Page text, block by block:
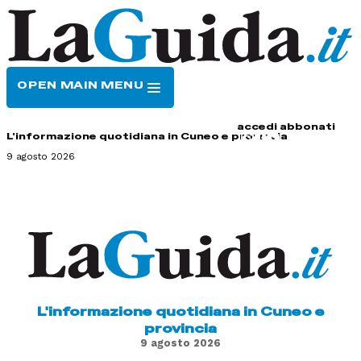
OPEN MAIN MENU
accedi abbonati
L'informazione quotidiana in Cuneo e provincia
9 agosto 2026
L'informazione quotidiana in Cuneo e
provincia
9 agosto 2026